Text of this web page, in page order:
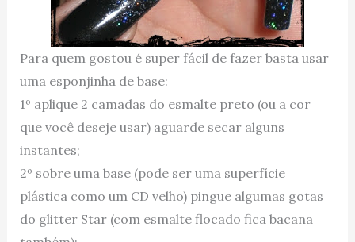
Para quem gostou é super fácil de fazer basta usar
uma esponjinha de base:
1º aplique 2 camadas do esmalte preto (ou a cor
que você deseje usar) aguarde secar alguns
instantes;
2º sobre uma base (pode ser uma superfície
plástica como um CD velho) pingue algumas gotas
do glitter Star (com esmalte flocado fica bacana